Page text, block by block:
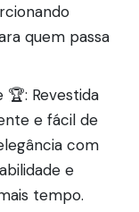
quem passa
🏆: Revestida
e fácil de
com
e
tempo.